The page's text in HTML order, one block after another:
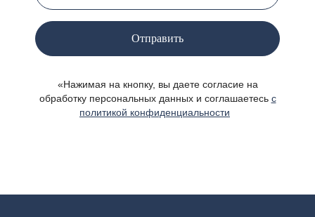
Отправить
«Нажимая на кнопку, вы даете согласие на
обработку персональных данных и соглашаетесь c
политикой конфиденциальности